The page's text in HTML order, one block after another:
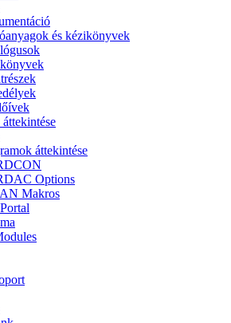
és kézikönyvek
áttekintése
Options
Makros